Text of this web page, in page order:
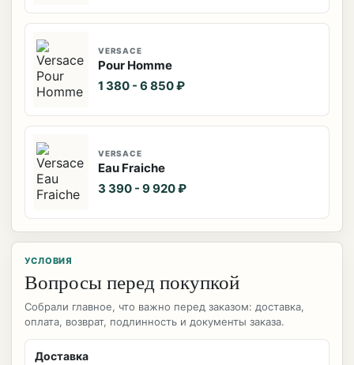
VERSACE
Pour Homme
1 380 - 6 850 ₽
VERSACE
Eau Fraiche
3 390 - 9 920 ₽
УСЛОВИЯ
Вопросы перед покупкой
Собрали главное, что важно перед заказом: доставка,
оплата, возврат, подлинность и документы заказа.
Доставка